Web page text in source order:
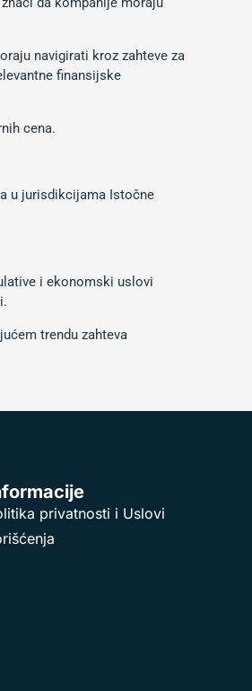
navigirati kroz zahteve za
finansijske
cena.
u jurisdikcijama Istočne
i ekonomski uslovi
trendu zahteva
privatnosti i Uslovi